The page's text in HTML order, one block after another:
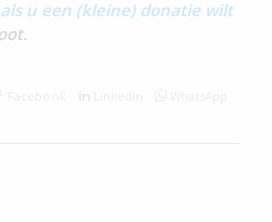
u een (kleine) donatie wilt